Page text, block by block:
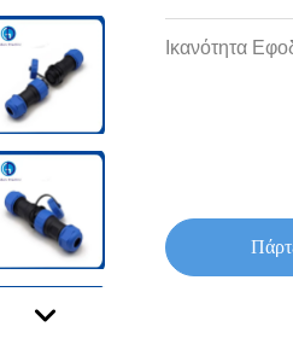
Ικανότητα